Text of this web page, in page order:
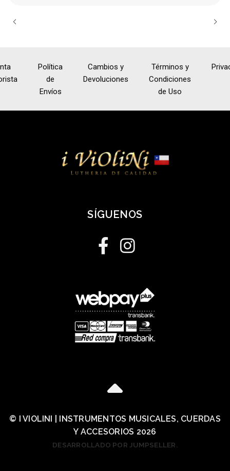
Política
de
Envíos
Cambios y
Devoluciones
Términos y
Condiciones
de Uso
SÍGUENOS
© I VIOLINI | INSTRUMENTOS MUSICALES, CUERDAS
Y ACCESORIOS 2026
DESARROLLADO POR JUMPSELLER.